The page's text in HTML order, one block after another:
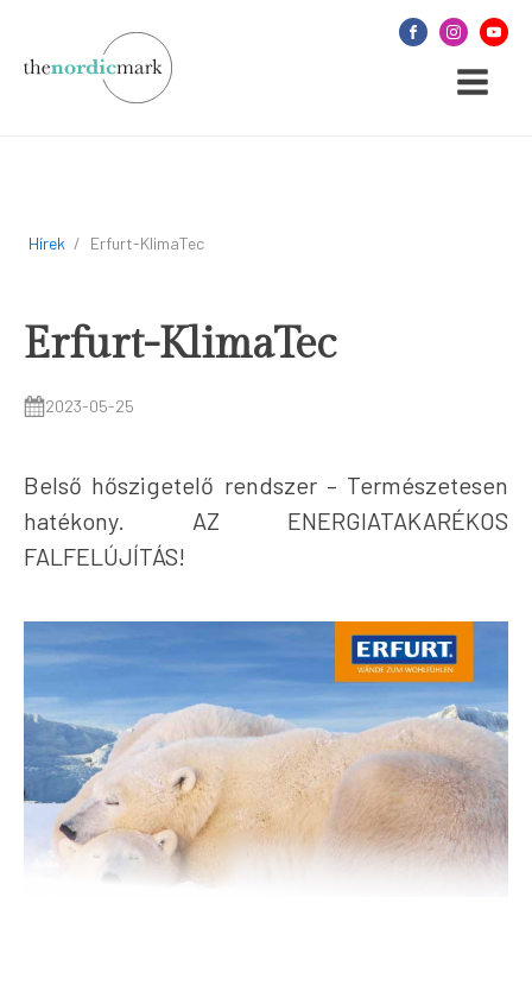
Hírek / Erfurt-KlimaTec
Erfurt-KlimaTec
2023-05-25
Belső hőszigetelő rendszer – Természetesen
hatékony. AZ ENERGIATAKARÉKOS
FALFELÚJÍTÁS!